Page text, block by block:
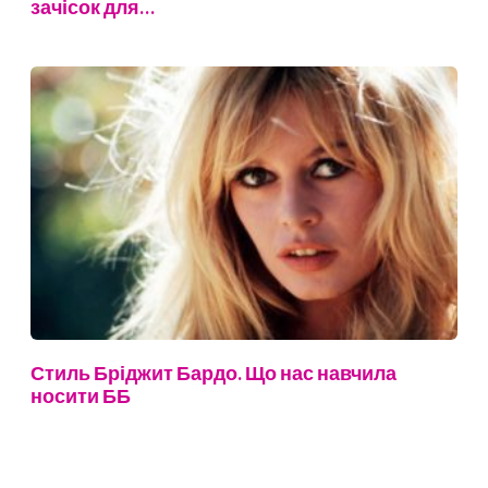
зачісок для…
Стиль Бріджит Бардо. Що нас навчила
носити ББ